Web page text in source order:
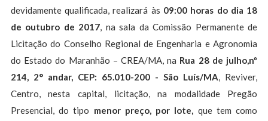
devidamente qualificada, realizará às 09:00 horas do dia 18
de outubro de 2017, na sala da Comissão Permanente de
Licitação do Conselho Regional de Engenharia e Agronomia
do Estado do Maranhão – CREA/MA, na Rua 28 de julho,nº
214, 2° andar, CEP: 65.010-200 - São Luís/MA, Reviver,
Centro, nesta capital, licitação, na modalidade Pregão
Presencial, do tipo menor preço, por lote, que tem como